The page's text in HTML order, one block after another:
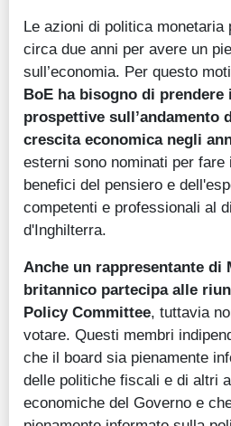
Le azioni di politica monetaria
circa due anni per avere un
sull’economia. Per questo
BoE ha bisogno di
prospettive sull’andamento
crescita economica negli
esterni sono nominati per fare
benefici del pensiero e
competenti e professionali al
d'Inghilterra.
Anche un rappresentante di
britannico partecipa alle
Policy Committee, tuttavia
votare. Questi membri
che il board sia pienamente
delle politiche fiscali e di altri
economiche del Governo e